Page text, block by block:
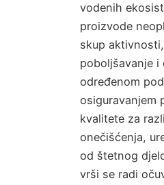
vodenih
proizvode
skup
poboljšavanje i
određenom
osiguravanjem
kvalitete za
onečišćenja,
od štetnog
vrši se radi